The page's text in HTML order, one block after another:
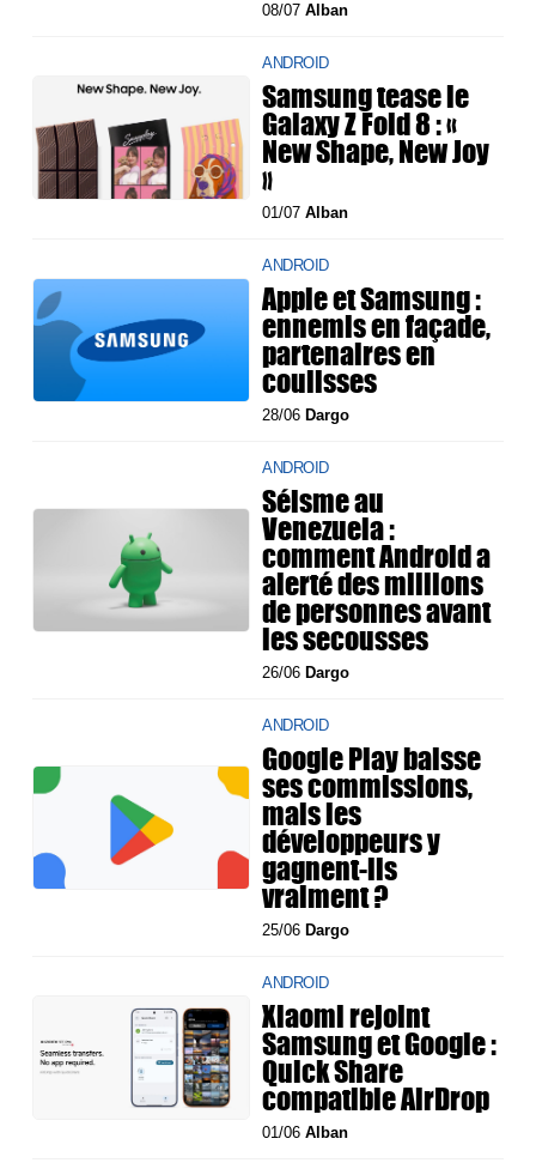
08/07Alban
ANDROID
Samsung tease le
Galaxy Z Fold 8 : «
New Shape, New Joy
»
01/07Alban
ANDROID
Apple et Samsung :
ennemis en façade,
partenaires en
coulisses
28/06 Dargo
ANDROID
Séisme au
Venezuela :
comment Android a
alerté des millions
de personnes avant
les secousses
26/06 Dargo
ANDROID
Google Play baisse
ses commissions,
mais les
développeurs y
gagnent-ils
vraiment ?
25/06 Dargo
ANDROID
Xiaomi rejoint
Samsung et Google :
Quick Share
compatible AirDrop
01/06Alban